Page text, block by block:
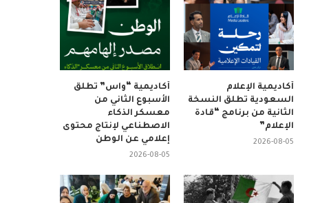
أكاديمية “واس” تطلق
الأسبوع الثاني من
معسكر الذكاء
الاصطناعي لإنتاج محتوى
إعلامي عن الوطن
2026-08-05
أكاديمية الإعلام
السعودية تطلق النسخة
الثانية من برنامج “قادة
الإعلام”
2026-08-05